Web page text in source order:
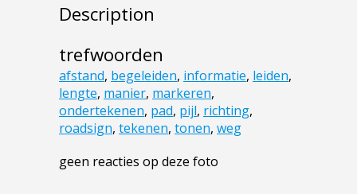
Description
trefwoorden
afstand, begeleiden, informatie, leiden,
lengte, manier, markeren,
ondertekenen, pad, pijl, richting,
roadsign, tekenen, tonen, weg
geen reacties op deze foto